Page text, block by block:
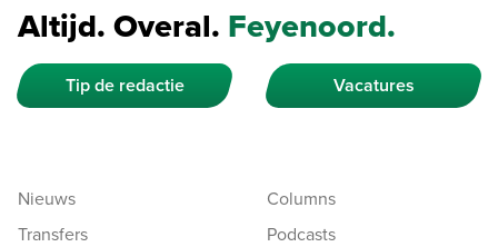
Altijd. Overal. Feyenoord.
Tip de redactie Vacatures
Nieuws
Transfers
Columns
Podcasts